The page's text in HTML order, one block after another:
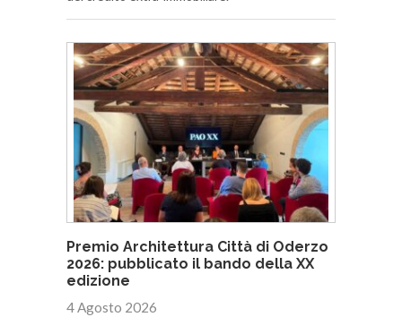
Premio Architettura Città di Oderzo
2026: pubblicato il bando della XX
edizione
4 Agosto 2026